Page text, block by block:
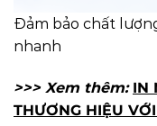
Đảm bảo chất
nhanh
>>> Xem thêm: IN
THƯƠNG HIỆU